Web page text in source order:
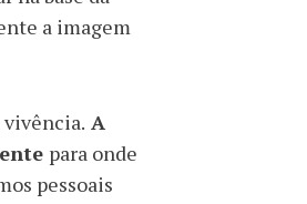
a imagem
A
para onde
pessoais